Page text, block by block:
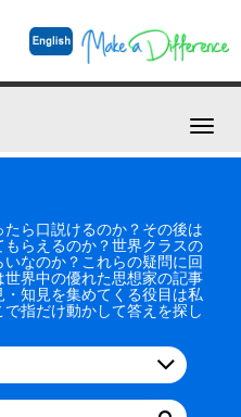
たら口説けるのか？その後は
らえるのか？世界クラスの
なのか？これらの疑問に回
界中の優れた思想家の記事
知見を集めてくる役目は私
指だけ動かして答えを探し